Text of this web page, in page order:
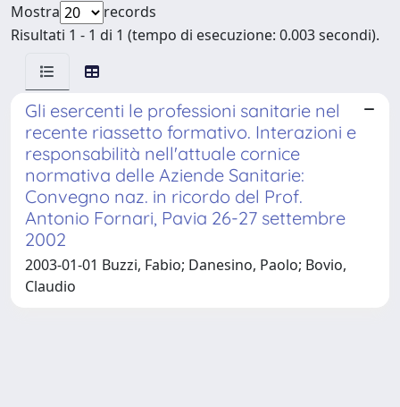
Mostra
records
Risultati 1 - 1 di 1 (tempo di esecuzione: 0.003 secondi).
Gli esercenti le professioni sanitarie nel
recente riassetto formativo. Interazioni e
responsabilità nell'attuale cornice
normativa delle Aziende Sanitarie:
Convegno naz. in ricordo del Prof.
Antonio Fornari, Pavia 26-27 settembre
2002
2003-01-01 Buzzi, Fabio; Danesino, Paolo; Bovio,
Claudio